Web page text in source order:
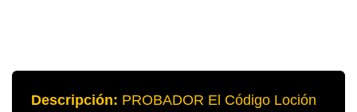
Descripción: PROBADOR El Código Loción